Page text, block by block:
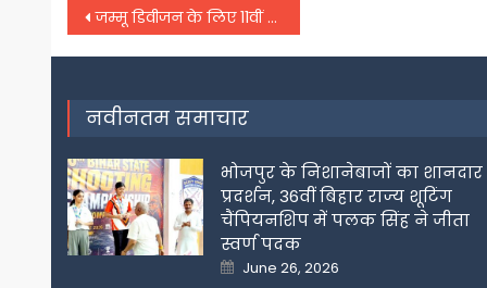
Post
navigation
जम्मू डिवीजन के लिए 11वीं कक्षा टाइमटेबल जारी, 20 अप्रैल से शुरू होंगे एग्जाम
नवीनतम समाचार
भोजपुर के निशानेबाजों का शानदार
प्रदर्शन, 36वीं बिहार राज्य शूटिंग
चैंपियनशिप में पलक सिंह ने जीता
स्वर्ण पदक
Posted
on
June 26, 2026